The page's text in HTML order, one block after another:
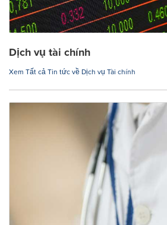
Dịch vụ tài chính
Xem Tất cả Tin tức về Dịch vụ Tài chính